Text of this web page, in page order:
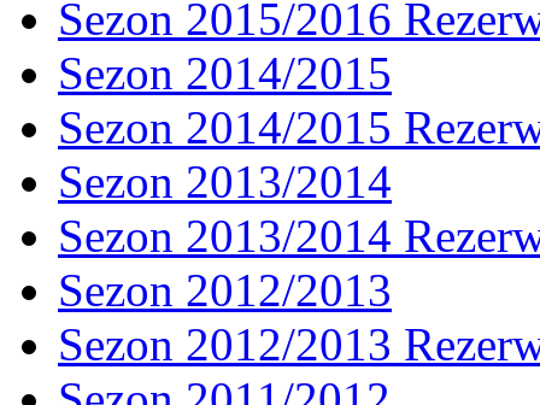
Sezon 2015/2016
Sezon 2014/2015
Sezon 2014/2015
Sezon 2013/2014
Sezon 2013/2014
Sezon 2012/2013
Sezon 2012/2013